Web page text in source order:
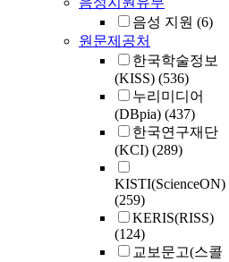
음성 지원 (6)
원문제공처
한국학술정보
(KISS) (536)
누리미디어
(DBpia) (437)
한국연구재단
(KCI) (289)
KISTI(ScienceON)
(259)
KERIS(RISS)
(124)
교보문고(스콜